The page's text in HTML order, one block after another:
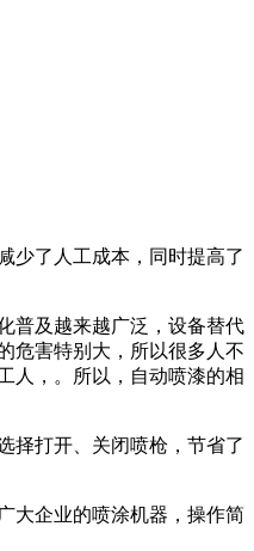
少了人工成本，同时提高了
普及越来越广泛，设备替代
危害特别大，所以很多人不
人，。所以，自动喷漆的相
择打开、关闭喷枪，节省了
大企业的喷涂机器，操作简